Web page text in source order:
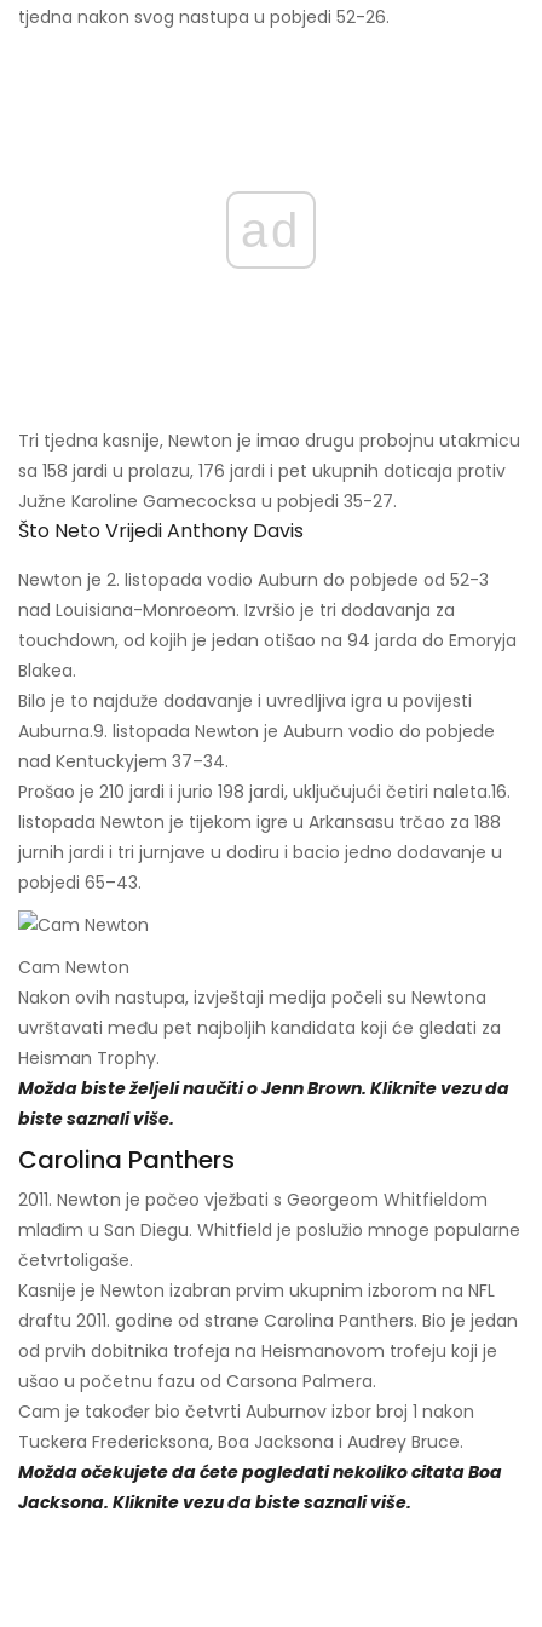
tjedna nakon svog nastupa u pobjedi 52-26.
ad
Tri tjedna kasnije, Newton je imao drugu probojnu utakmicu
sa 158 jardi u prolazu, 176 jardi i pet ukupnih doticaja protiv
Južne Karoline Gamecocksa u pobjedi 35-27.
Što Neto Vrijedi Anthony Davis
Newton je 2. listopada vodio Auburn do pobjede od 52-3
nad Louisiana-Monroeom. Izvršio je tri dodavanja za
touchdown, od kojih je jedan otišao na 94 jarda do Emoryja
Blakea.
Bilo je to najduže dodavanje i uvredljiva igra u povijesti
Auburna.9. listopada Newton je Auburn vodio do pobjede
nad Kentuckyjem 37–34.
Prošao je 210 jardi i jurio 198 jardi, uključujući četiri naleta.16.
listopada Newton je tijekom igre u Arkansasu trčao za 188
jurnih jardi i tri jurnjave u dodiru i bacio jedno dodavanje u
pobjedi 65–43.
Cam Newton
Nakon ovih nastupa, izvještaji medija počeli su Newtona
uvrštavati među pet najboljih kandidata koji će gledati za
Heisman Trophy.
Možda biste željeli naučiti o Jenn Brown. Kliknite vezu da
biste saznali više.
Carolina Panthers
2011. Newton je počeo vježbati s Georgeom Whitfieldom
mlađim u San Diegu. Whitfield je poslužio mnoge popularne
četvrtoligaše.
Kasnije je Newton izabran prvim ukupnim izborom na NFL
draftu 2011. godine od strane Carolina Panthers. Bio je jedan
od prvih dobitnika trofeja na Heismanovom trofeju koji je
ušao u početnu fazu od Carsona Palmera.
Cam je također bio četvrti Auburnov izbor broj 1 nakon
Tuckera Fredericksona, Boa Jacksona i Audrey Bruce.
Možda očekujete da ćete pogledati nekoliko citata Boa
Jacksona. Kliknite vezu da biste saznali više.